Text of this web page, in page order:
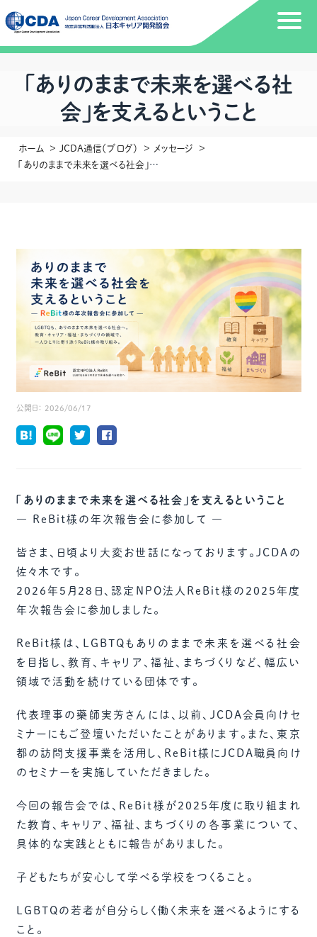
「ありのままで未来を選べる社
会」を支えるということ
ホーム JCDA通信（ブログ）
メッセージ
「ありのままで未来を選べる社会」を支えるということ
公開日： 2026/06/17
「ありのままで未来を選べる社会」を支えるということ
― ReBit様の年次報告会に参加して ―
皆さま、日頃より大変お世話になっております。JCDAの
佐々木です。
2026年5月28日、認定NPO法人ReBit様の2025年度
年次報告会に参加しました。
ReBit様は、LGBTQもありのままで未来を選べる社会
を目指し、教育、キャリア、福祉、まちづくりなど、幅広い
領域で活動を続けている団体です。
代表理事の藥師実芳さんには、以前、JCDA会員向けセ
ミナーにもご登壇いただいたことがあります。また、東京
都の訪問支援事業を活用し、ReBit様にJCDA職員向け
のセミナーを実施していただきました。
今回の報告会では、ReBit様が2025年度に取り組まれ
た教育、キャリア、福祉、まちづくりの各事業について、
具体的な実践とともに報告がありました。
子どもたちが安心して学べる学校をつくること。
LGBTQの若者が自分らしく働く未来を選べるようにする
こと。